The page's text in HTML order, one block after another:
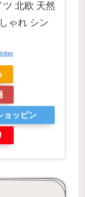
ツ 北欧 天然
ゃれ シン
ョッピン